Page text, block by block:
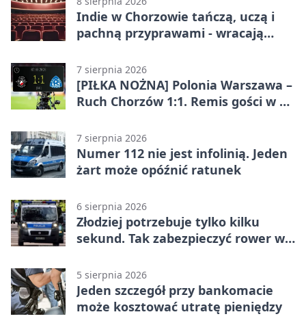
Indie w Chorzowie tańczą, uczą i
pachną przyprawami - wracają
7 sierpnia 2026
[PIŁKA NOŻNA] Polonia Warszawa –
Ruch Chorzów 1:1. Remis gości w 3.
7 sierpnia 2026
Numer 112 nie jest infolinią. Jeden
żart może opóźnić ratunek
6 sierpnia 2026
Złodziej potrzebuje tylko kilku
sekund. Tak zabezpieczyć rower w
5 sierpnia 2026
Jeden szczegół przy bankomacie
może kosztować utratę pieniędzy